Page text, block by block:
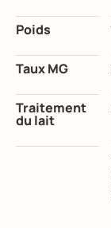
Poids
Taux MG
Traitement
du lait